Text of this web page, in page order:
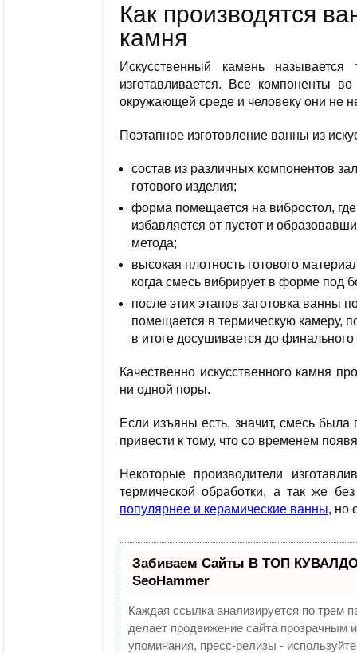
Как производятся
камня
Искусственный камень
изготавливается. Все компоненты
окружающей среде и человеку они не
Поэтапное изготовление ванны из
состав из различных компонентов
готового изделия;
форма помещается на вибростол, где
избавляется от пустот и
метода;
высокая плотность готового
когда смесь вибрирует в форме под
после этих этапов заготовка ванны
помещается в термическую камеру,
в итоге досушивается до
Качественно искусственного камня
ни одной поры.
Если изъяны есть, значит, смесь
привести к тому, что со временем
Некоторые производители
термической обработки, а так же
популярнее и керамические ванны, но
Забиваем Сайты В ТОП
SeoHammer
Каждая ссылка анализируется по трем
делает продвижение сайта прозрачным
упоминания, пресс-релизы -